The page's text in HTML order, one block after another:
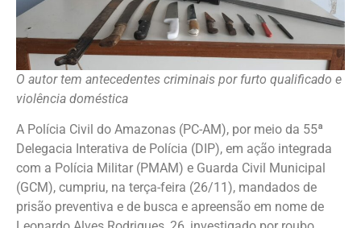
O autor tem antecedentes criminais por furto qualificado e
violência doméstica
A Polícia Civil do Amazonas (PC-AM), por meio da 55ª
Delegacia Interativa de Polícia (DIP), em ação integrada
com a Polícia Militar (PMAM) e Guarda Civil Municipal
(GCM), cumpriu, na terça-feira (26/11), mandados de
prisão preventiva e de busca e apreensão em nome de